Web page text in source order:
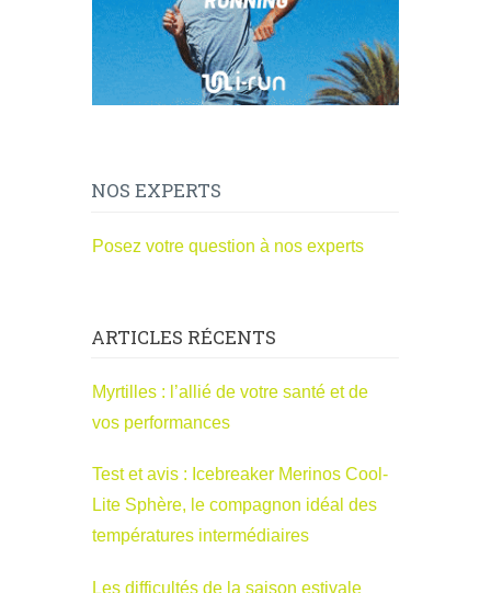
NOS EXPERTS
Posez votre question à nos experts
ARTICLES RÉCENTS
Myrtilles : l’allié de votre santé et de
vos performances
Test et avis : Icebreaker Merinos Cool-
Lite Sphère, le compagnon idéal des
températures intermédiaires
Les difficultés de la saison estivale